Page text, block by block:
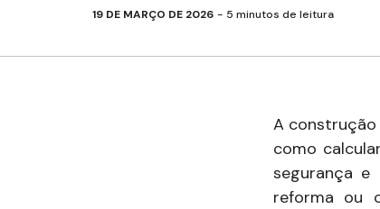
19 DE MARÇO DE 2026 5 minutos de leitura
A
como
segurança
reforma ou